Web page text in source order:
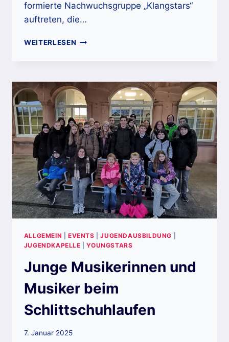
formierte Nachwuchsgruppe „Klangstars“
auftreten, die…
WEITERLESENEINLADUNG
ALLGEMEIN |EVENTS |JUGENDAUSBILDUNG
JUGENDKAPELLE |YOUNGSTARS
Junge Musikerinnen und
Musiker beim
Schlittschuhlaufen
7. Januar 2025